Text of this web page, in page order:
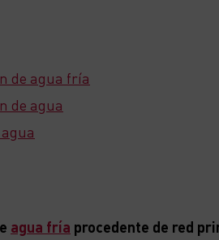
de agua fría
de agua
agua fría procedente de red